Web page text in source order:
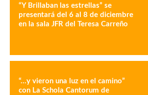
“Y Brillaban las estrellas” se
presentará del 6 al 8 de diciembre
en la sala JFR del Teresa Carreño
“…y vieron una luz en el camino”
con La Schola Cantorum de